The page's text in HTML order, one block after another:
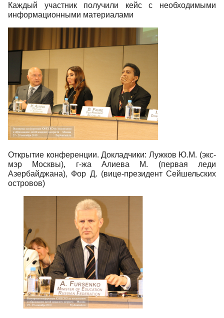
Каждый участник получили кейс с необходимыми
информационными материалами
Открытие конференции. Докладчики: Лужков Ю.М. (экс-
мэр Москвы), г-жа Алиева М. (первая леди
Азербайджана), Фор Д. (вице-президент Сейшельских
островов)